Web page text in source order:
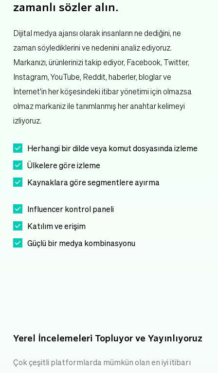
zamanlı sözler alın.
Dijital medya ajansı olarak insanların ne dediğini, ne
zaman söylediklerini ve nedenini analiz ediyoruz.
Markanızı, ürünlerinizi takip ediyor, Facebook, Twitter,
Instagram, YouTube, Reddit, haberler, bloglar ve
İnternet'in her köşesindeki itibar yönetimi için olmazsa
olmaz markaniz ile tanımlanmış her anahtar kelimeyi
izliyoruz.
Ülkelere göre izleme
Kaynaklara göre segmentlere ayırma
Influencer kontrol paneli
Katılım ve erişim
Güçlü bir medya kombinasyonu
Yerel İncelemeleri Topluyor ve Yayınlıyoruz
Çok çeşitli platformlarda mümkün olan en iyi itibarı